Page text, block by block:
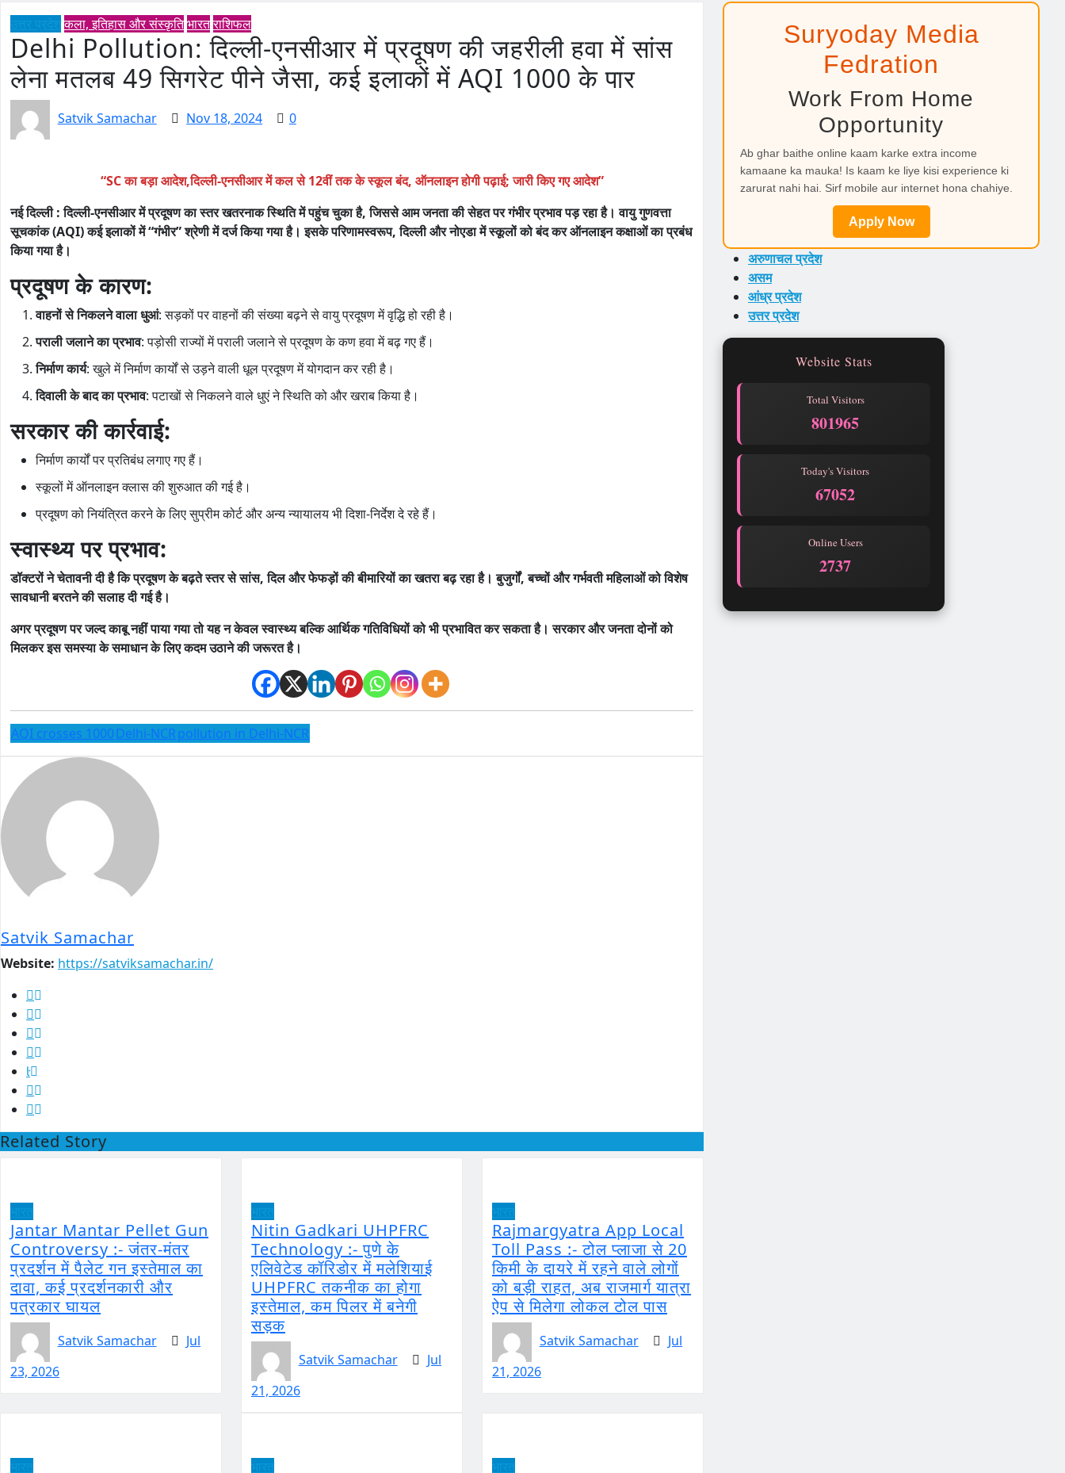
कला, इतिहास और संस्कृतिभारतराशिफल
Delhi Pollution: दिल्ली-एनसीआर में प्रदूषण की जहरीली हवा में सांस
लेना मतलब 49 सिगरेट पीने जैसा, कई इलाकों में AQI 1000 के पार
Satvik Samachar Nov 18, 2024 0
“SC का बड़ा आदेश,दिल्ली-एनसीआर में कल से 12वीं तक के स्कूल बंद, ऑनलाइन होगी पढ़ाई; जारी किए गए आदेश”
नई दिल्ली : दिल्ली-एनसीआर में प्रदूषण का स्तर खतरनाक स्थिति में पहुंच चुका है, जिससे आम जनता की सेहत पर गंभीर प्रभाव पड़ रहा है। वायु गुणवत्ता
सूचकांक (AQI) कई इलाकों में “गंभीर” श्रेणी में दर्ज किया गया है। इसके परिणामस्वरूप, दिल्ली और नोएडा में स्कूलों को बंद कर ऑनलाइन कक्षाओं का प्रबंध
किया गया है।
प्रदूषण के कारण:
वाहनों से निकलने वाला धुआं: सड़कों पर वाहनों की संख्या बढ़ने से वायु प्रदूषण में वृद्धि हो रही है।
पराली जलाने का प्रभाव: पड़ोसी राज्यों में पराली जलाने से प्रदूषण के कण हवा में बढ़ गए हैं।
निर्माण कार्य: खुले में निर्माण कार्यों से उड़ने वाली धूल प्रदूषण में योगदान कर रही है।
दिवाली के बाद का प्रभाव: पटाखों से निकलने वाले धुएं ने स्थिति को और खराब किया है।
सरकार की कार्रवाई:
निर्माण कार्यों पर प्रतिबंध लगाए गए हैं।
स्कूलों में ऑनलाइन क्लास की शुरुआत की गई है।
प्रदूषण को नियंत्रित करने के लिए सुप्रीम कोर्ट और अन्य न्यायालय भी दिशा-निर्देश दे रहे हैं।
स्वास्थ्य पर प्रभाव:
डॉक्टरों ने चेतावनी दी है कि प्रदूषण के बढ़ते स्तर से सांस, दिल और फेफड़ों की बीमारियों का खतरा बढ़ रहा है। बुजुर्गों, बच्चों और गर्भवती महिलाओं को विशेष
सावधानी बरतने की सलाह दी गई है।
अगर प्रदूषण पर जल्द काबू नहीं पाया गया तो यह न केवल स्वास्थ्य बल्कि आर्थिक गतिविधियों को भी प्रभावित कर सकता है। सरकार और जनता दोनों को
मिलकर इस समस्या के समाधान के लिए कदम उठाने की जरूरत है।
AQI crosses 1000 Delhi-NCRpollution in Delhi-NCR
Satvik Samachar
Website: https://satviksamachar.in/
Related Story
Jantar Mantar Pellet Gun
Controversy :- जंतर-मंतर
प्रदर्शन में पैलेट गन इस्तेमाल का
दावा, कई प्रदर्शनकारी और
पत्रकार घायल
Satvik Samachar
Jul
23, 2026
Nitin Gadkari UHPFRC
Technology :- पुणे के
एलिवेटेड कॉरिडोर में मलेशियाई
UHPFRC तकनीक का होगा
इस्तेमाल, कम पिलर में बनेगी
सड़क
Satvik Samachar
Jul
21, 2026
Rajmargyatra App Local
Toll Pass :- टोल प्लाजा से 20
किमी के दायरे में रहने वाले लोगों
को बड़ी राहत, अब राजमार्ग यात्रा
ऐप से मिलेगा लोकल टोल पास
Satvik Samachar
Jul
21, 2026
Suryoday Media
Fedration
Work From Home
Opportunity
Ab ghar baithe online kaam karke extra income
kamaane ka mauka! Is kaam ke liye kisi experience ki
zarurat nahi hai. Sirf mobile aur internet hona chahiye.
Apply Now
अरुणाचल प्रदेश
असम
आंध्र प्रदेश
उत्तर प्रदेश
Website Stats
Total Visitors
801965
Today's Visitors
67052
Online Users
2737